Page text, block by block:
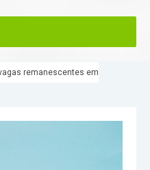
remanescentes em